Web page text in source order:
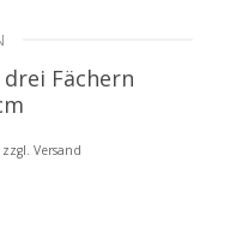
Fächern
Versand